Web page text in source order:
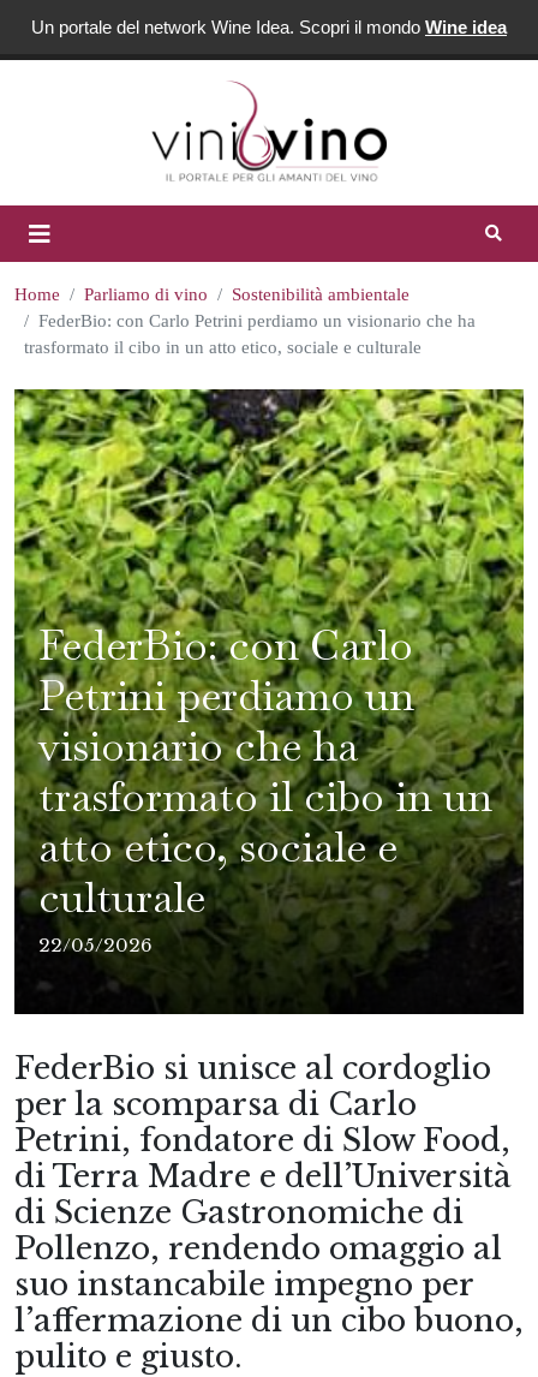
Un portale del network Wine Idea. Scopri il mondo Wine idea
Home Parliamo di vino
Sostenibilità ambientale
FederBio: con Carlo Petrini perdiamo un visionario che ha
trasformato il cibo in un atto etico, sociale e culturale
FederBio: con Carlo
Petrini perdiamo un
visionario che ha
trasformato il cibo in un
atto etico, sociale e
culturale
22/05/2026
FederBio si unisce al cordoglio
per la scomparsa di Carlo
Petrini, fondatore di Slow Food,
di Terra Madre e dell’Università
di Scienze Gastronomiche di
Pollenzo, rendendo omaggio al
suo instancabile impegno per
l’affermazione di un cibo buono,
pulito e giusto.